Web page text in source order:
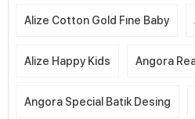
Alize Cotton Gold Fıne Baby
Alize Happy Kids Angora
Angora Special Batik Desing